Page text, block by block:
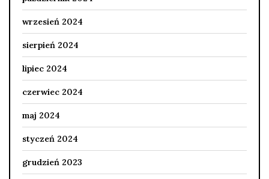
wrzesień 2024
sierpień 2024
lipiec 2024
czerwiec 2024
maj 2024
styczeń 2024
grudzień 2023